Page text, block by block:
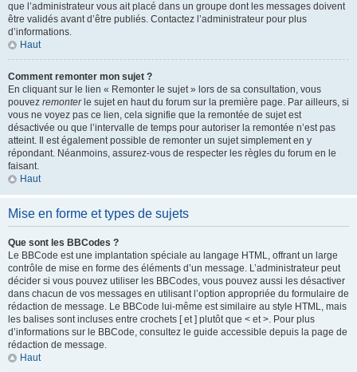
que l’administrateur vous ait placé dans un groupe dont les messages doivent
être validés avant d’être publiés. Contactez l’administrateur pour plus
d’informations.
Haut
Comment remonter mon sujet ?
En cliquant sur le lien « Remonter le sujet » lors de sa consultation, vous
pouvez remonterle sujet en haut du forum sur la première page. Par ailleurs, si
vous ne voyez pas ce lien, cela signifie que la remontée de sujet est
désactivée ou que l’intervalle de temps pour autoriser la remontée n’est pas
atteint. Il est également possible de remonter un sujet simplement en y
répondant. Néanmoins, assurez-vous de respecter les règles du forum en le
faisant.
Haut
Mise en forme et types de sujets
Que sont les BBCodes ?
Le BBCode est une implantation spéciale au langage HTML, offrant un large
contrôle de mise en forme des éléments d’un message. L’administrateur peut
décider si vous pouvez utiliser les BBCodes, vous pouvez aussi les désactiver
dans chacun de vos messages en utilisant l’option appropriée du formulaire de
rédaction de message. Le BBCode lui-même est similaire au style HTML, mais
les balises sont incluses entre crochets [ et ] plutôt que < et >. Pour plus
d’informations sur le BBCode, consultez le guide accessible depuis la page de
rédaction de message.
Haut